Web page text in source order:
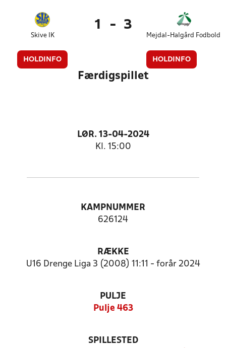
Skive IK
HOLDINFO
1 - 3
Mejdal-Halgård Fodbold
HOLDINFO
Færdigspillet
LØR. 13-04-2024
Kl. 15:00
KAMPNUMMER
626124
RÆKKE
U16 Drenge Liga 3 (2008) 11:11 - forår 2024
PULJE
Pulje 463
SPILLESTED